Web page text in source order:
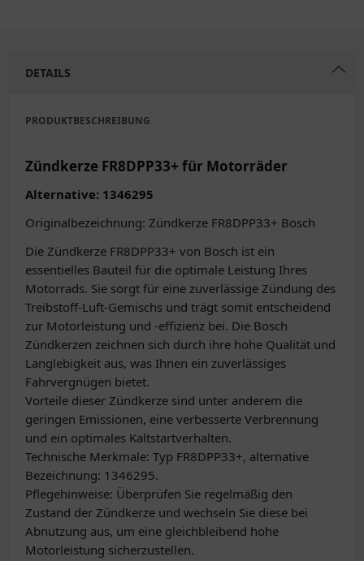
DETAILS
PRODUKTBESCHREIBUNG
Zündkerze FR8DPP33+ für Motorräder
Alternative: 1346295
Originalbezeichnung: Zündkerze FR8DPP33+ Bosch
Die Zündkerze FR8DPP33+ von Bosch ist ein
essentielles Bauteil für die optimale Leistung Ihres
Motorrads. Sie sorgt für eine zuverlässige Zündung des
Treibstoff-Luft-Gemischs und trägt somit entscheidend
zur Motorleistung und -effizienz bei. Die Bosch
Zündkerzen zeichnen sich durch ihre hohe Qualität und
Langlebigkeit aus, was Ihnen ein zuverlässiges
Fahrvergnügen bietet.
Vorteile dieser Zündkerze sind unter anderem die
geringen Emissionen, eine verbesserte Verbrennung
und ein optimales Kaltstartverhalten.
Technische Merkmale: Typ FR8DPP33+, alternative
Bezeichnung: 1346295.
Pflegehinweise: Überprüfen Sie regelmäßig den
Zustand der Zündkerze und wechseln Sie diese bei
Abnutzung aus, um eine gleichbleibend hohe
Motorleistung sicherzustellen.